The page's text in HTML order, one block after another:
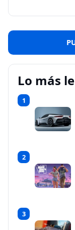
Lo más
1
2
3